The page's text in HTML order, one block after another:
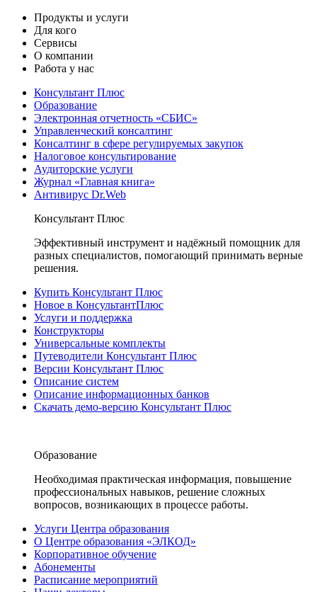
Продукты и услуги
Для кого
Сервисы
О компании
Работа у нас
Консультант Плюс
Образование
Электронная отчетность «СБИС»
Управленческий консалтинг
Консалтинг в сфере регулируемых закупок
Налоговое консультирование
Аудиторские услуги
Журнал «Главная книга»
Антивирус Dr.Web
Консультант Плюс
Эффективный инструмент и надёжный помощник для
разных специалистов, помогающий принимать верные
решения.
Купить Консультант Плюс
Новое в КонсультантПлюс
Услуги и поддержка
Конструкторы
Универсальные комплекты
Путеводители Консультант Плюс
Версии Консультант Плюс
Описание систем
Описание информационных банков
Скачать демо-версию Консультант Плюс
Образование
Необходимая практическая информация, повышение
профессиональных навыков, решение сложных
вопросов, возникающих в процессе работы.
Услуги Центра образования
О Центре образования «ЭЛКОД»
Корпоративное обучение
Абонементы
Расписание мероприятий